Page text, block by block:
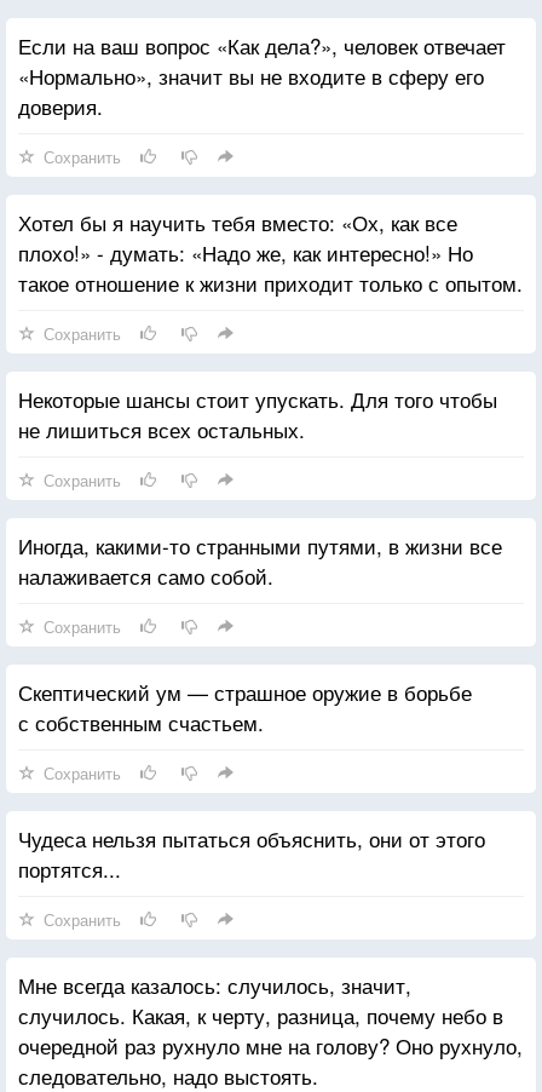
Если на ваш вопрос «Как дела?», человек отвечает
«Нормально», значит вы не входите в сферу его
доверия.
Сохранить
Хотел бы я научить тебя вместо: «Ох, как все
плохо!» - думать: «Надо же, как интересно!» Но
такое отношение к жизни приходит только с опытом.
Сохранить
Некоторые шансы стоит упускать. Для того чтобы
не лишиться всех остальных.
Сохранить
Иногда, какими-то странными путями, в жизни все
налаживается само собой.
Сохранить
Скептический ум — страшное оружие в борьбе
с собственным счастьем.
Сохранить
Чудеса нельзя пытаться объяснить, они от этого
портятся...
Сохранить
Мне всегда казалось: случилось, значит,
случилось. Какая, к черту, разница, почему небо в
очередной раз рухнуло мне на голову? Оно рухнуло,
следовательно, надо выстоять.